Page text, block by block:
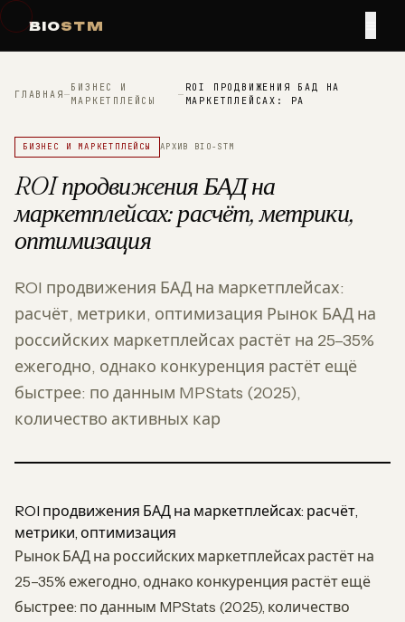
BIOSTM
ГЛАВНАЯ—
БИЗНЕС И
МАРКЕТПЛЕЙСЫ
—
ROI ПРОДВИЖЕНИЯ БАД НА
МАРКЕТПЛЕЙСАХ: РА
БИЗНЕС И МАРКЕТПЛЕЙСЫ АРХИВ BIO-STM
ROI продвижения БАД на
маркетплейсах: расчёт, метрики,
оптимизация
ROI продвижения БАД на маркетплейсах:
расчёт, метрики, оптимизация Рынок БАД на
российских маркетплейсах растёт на 25–35%
ежегодно, однако конкуренция растёт ещё
быстрее: по данным MPStats (2025),
количество активных кар
ROI продвижения БАД на маркетплейсах: расчёт,
метрики, оптимизация
Рынок БАД на российских маркетплейсах растёт на
25–35% ежегодно, однако конкуренция растёт ещё
быстрее: по данным MPStats (2025), количество